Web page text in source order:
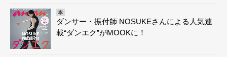
本
ダンサー・振付師 NOSUKEさんによる人気連
載“ダンエク”がMOOKに！